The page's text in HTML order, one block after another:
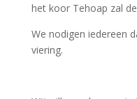
het koor Tehoap zal
We nodigen iedereen
viering.